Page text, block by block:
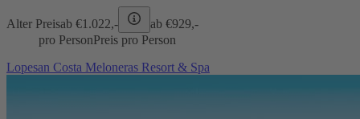
Alter Preisab €1.022,- ab €929,-
pro PersonPreis pro Person
Lopesan Costa Meloneras Resort & Spa